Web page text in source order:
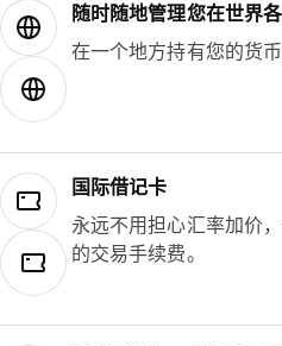
随时随地管理您在世界各
在一个地方持有您的货
国际借记卡
永远不用担心汇率加价
的交易手续费。